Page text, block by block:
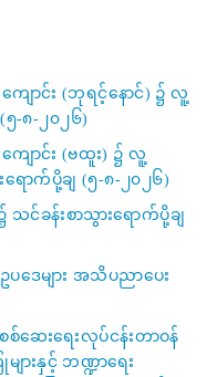
ောင်း (ဘုရင့်နောင်) ၌ လူ့
၅-၈-၂၀၂၆)
ောင်း (ဗထူး) ၌ လူ့
ောက်ပို့ချ (၅-၈-၂၀၂၆)
သင်ခန်းစာသွားရောက်ပို့ချ
ေများ အသိပညာပေး
စ်ဆေးရေးလုပ်ငန်းတာဝန်
ျားနှင့် ဘဏ္ဍာရေး